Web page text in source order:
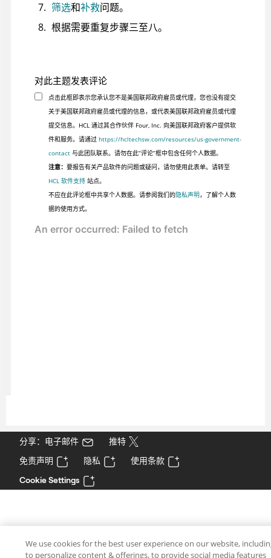
筛选和补救问题。
根据需要重复步骤三至八。
对此主题发表评论
点击此框即表示您承认您不是美国联邦政府雇员或代理，您也没有提交
关于美国联邦政府雇员或代理的信息，或代表美国联邦政府雇员或代理
提交信息。HCL 通过其合作伙伴 Four, Inc. 向美国联邦政府客户提供软
件和服务。请通过 https://hcltechsw.com/resources/us-government-
contact与此团队联系。请勿在此“评论”框中包含任何个人数据。
注意： 要报告有关产品软件的问题或疑问，请勿使用此表单。请转至
HCL 软件支持站点。
不应在此评论框中共享个人数据。请参阅我们的隐私声明，了解个人数
据的使用方式。
分享：电子邮件
推特
免责声明
隐私
使用条款
Cookie Settings
We use cookies for the best user experience on our website,
to personalize content & offerings, to provide social media features